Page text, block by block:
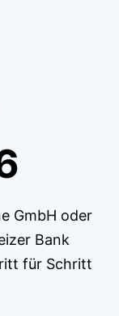
GmbH oder
Bank
für Schritt